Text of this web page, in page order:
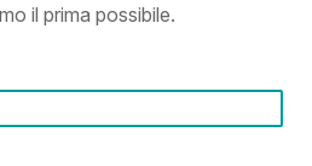
il prima possibile.